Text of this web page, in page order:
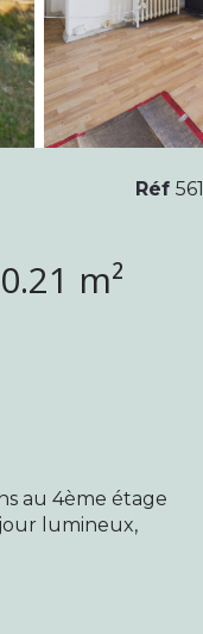
Appartement 2 pièce(s) 1 chambre(s) 40.21 m²
Réf 561
au 4ème étage
lumineux,